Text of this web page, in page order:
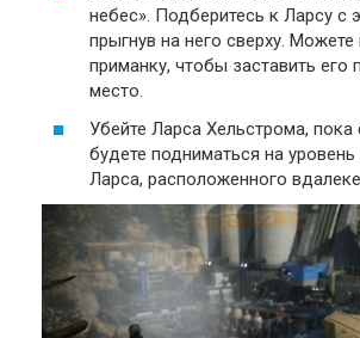
небес». Подберитесь к Ларсу с
прыгнув на него сверху. Можете
приманку, чтобы заставить его
место.
Убейте Ларса Хельстрома,
будете подниматься на уровень
Ларса, расположенного